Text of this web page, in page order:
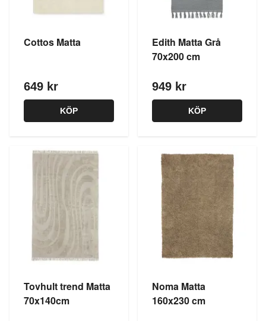
Cottos Matta
649 kr
KÖP
Edith Matta Grå
70x200 cm
949 kr
KÖP
Tovhult trend Matta
70x140cm
Noma Matta
160x230 cm